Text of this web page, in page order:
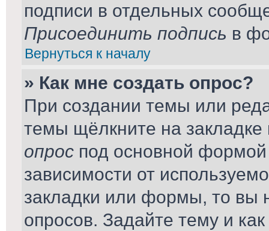
подписи в отдельных
Присоединить подпись в
Вернуться к началу
» Как мне создать опрос?
При создании темы или
темы щёлкните на
опрос под основной
зависимости от
закладки или формы, то вы
опросов. Задайте тему и